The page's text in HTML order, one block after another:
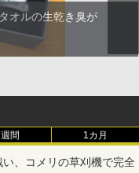
オルの生乾き臭が
間 1カ月
い、コメリの草刈機で完全